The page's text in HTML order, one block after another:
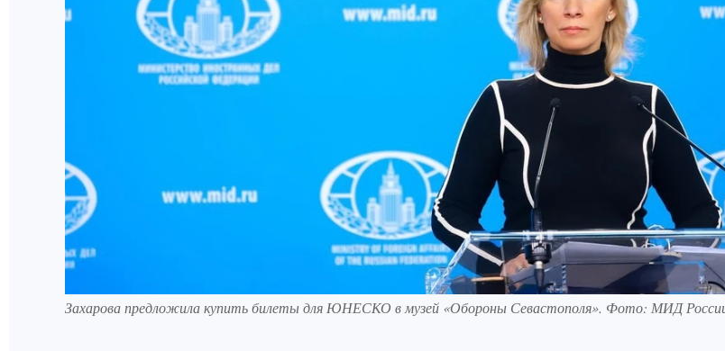
Захарова предложила купить билеты для ЮНЕСКО в музей «Обороны Севастополя». Фото: МИД